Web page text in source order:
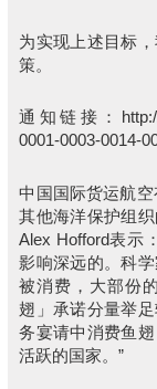
为实现上述目标
策。
通知链接：http://
0001-0003-0014-
中国国际货运航
其他海洋保护组
Alex Hofford表示
影响深远的。科
被消费，大部份
翅」承诺分量举
务宴请中消费鱼
活跃的国家。”